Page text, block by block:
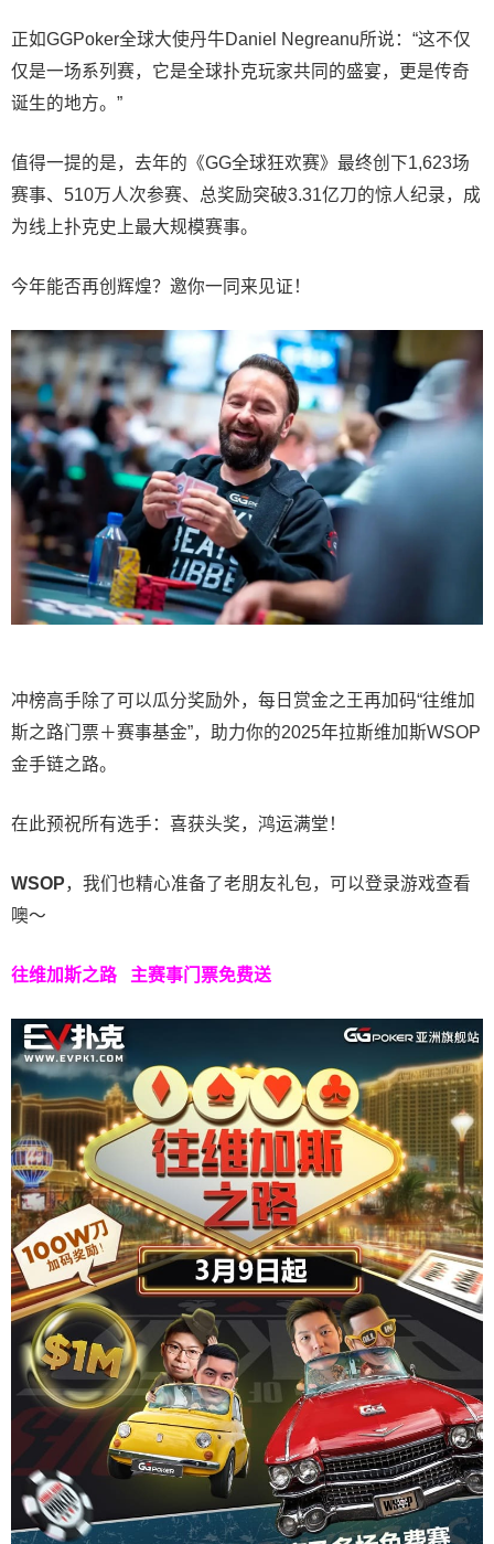
正如GGPoker全球大使丹牛Daniel Negreanu所说：“这不仅
仅是一场系列赛，它是全球扑克玩家共同的盛宴，更是传奇
诞生的地方。”
值得一提的是，去年的《GG全球狂欢赛》最终创下1,623场
赛事、510万人次参赛、总奖励突破3.31亿刀的惊人纪录，成
为线上扑克史上最大规模赛事。
今年能否再创辉煌？邀你一同来见证！
冲榜高手除了可以瓜分奖励外，每日赏金之王再加码“往维加
斯之路门票＋赛事基金”，助力你的2025年拉斯维加斯WSOP
金手链之路。
在此预祝所有选手：喜获头奖，鸿运满堂！
WSOP，我们也精心准备了老朋友礼包，可以登录游戏查看
噢～
往维加斯之路 主赛事门票免费送